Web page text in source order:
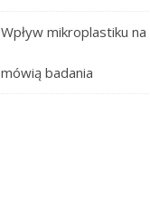
Wpływ mikroplastiku
mówią badania